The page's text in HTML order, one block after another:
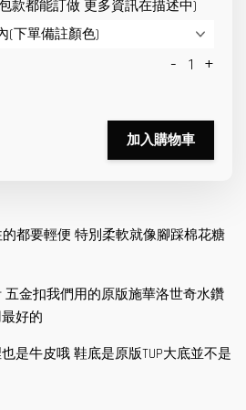
款都能訂做 更多資訊在描述中)
- +
加入購物車
都要輕便 特別柔軟就像腳踩棉花糖
金扣我們用的原版施華洛世奇水鑽
好的
是牛皮哦 鞋底是原版TUP大底並不是